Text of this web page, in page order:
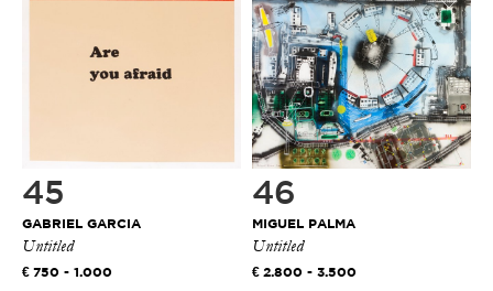
45
GABRIEL GARCIA
Untitled
750 - 1.000
46
MIGUEL PALMA
Untitled
2.800 - 3.500